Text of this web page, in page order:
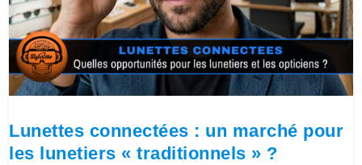
Lunettes connectées : un marché pour
les lunetiers « traditionnels » ?